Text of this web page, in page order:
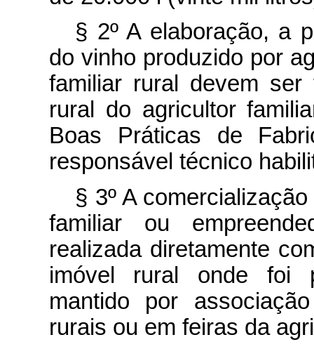
§ 2º A elaboração, a
do vinho produzido por
familiar rural devem ser
rural do agricultor
Boas Práticas de
responsável técnico
§ 3º A
familiar ou
realizada diretamente
imóvel rural onde foi
mantido por
rurais ou em feiras da